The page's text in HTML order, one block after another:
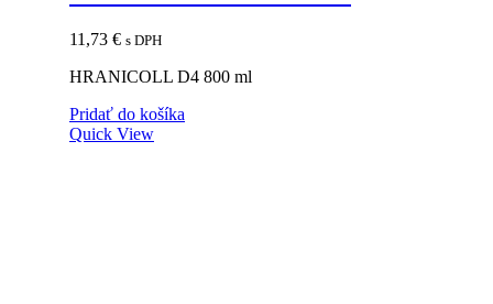
11,73 € s DPH
HRANICOLL D4 800 ml
Pridať do košíka
Quick View